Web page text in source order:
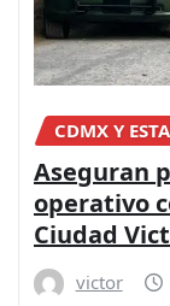
CDMX Y
Aseguran
operativo
Ciudad
victor